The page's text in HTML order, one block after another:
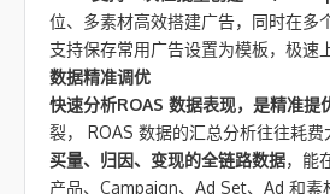
位、多素材高效搭建广告，同时在多
支持保存常用广告设置为模板，极速
数据精准调优
快速分析ROAS 数据表现，是精准提
裂， ROAS 数据的汇总分析往往耗费
买量、归因、变现的全链路数据，能
产品、Campaign、Ad Set、Ad 和素